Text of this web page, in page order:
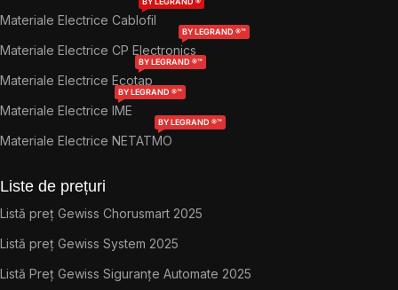
Materiale Electrice Cablofil
Materiale Electrice CP Electronics
BY LEGRAND ®™
Materiale Electrice Ecotap
BY LEGRAND ®™
Materiale Electrice IME
BY LEGRAND ®™
Materiale Electrice NETATMO
BY LEGRAND ®™
Liste de prețuri
Listă preț Gewiss Chorusmart 2025
Listă preț Gewiss System 2025
Listă Preț Gewiss Siguranțe Automate 2025